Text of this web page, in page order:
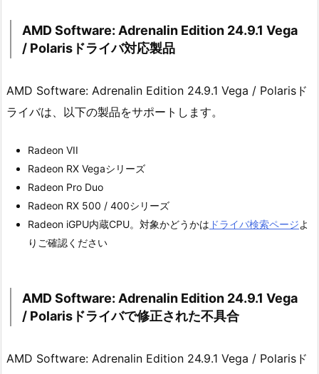
AMD Software: Adrenalin Edition 24.9.1 Vega
/ Polarisドライバ対応製品
AMD Software: Adrenalin Edition 24.9.1 Vega / Polarisド
ライバは、以下の製品をサポートします。
Radeon VII
Radeon RX Vegaシリーズ
Radeon Pro Duo
Radeon RX 500 / 400シリーズ
Radeon iGPU内蔵CPU。対象かどうかは ドライバ検索ページよ
りご確認ください
AMD Software: Adrenalin Edition 24.9.1 Vega
/ Polarisドライバで修正された不具合
AMD Software: Adrenalin Edition 24.9.1 Vega / Polarisド